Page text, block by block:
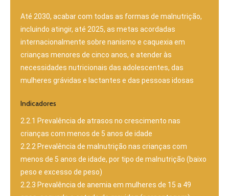
Até 2030, acabar com todas as formas de malnutrição,
incluindo atingir, até 2025, as metas acordadas
internacionalmente sobre nanismo e caquexia em
crianças menores de cinco anos, e atender às
necessidades nutricionais das adolescentes, das
mulheres grávidas e lactantes e das pessoas idosas
Indicadores
2.2.1 Prevalência de atrasos no crescimento nas
crianças com menos de 5 anos de idade
2.2.2 Prevalência de malnutrição nas crianças com
menos de 5 anos de idade, por tipo de malnutrição (baixo
peso e excesso de peso)
2.2.3 Prevalência de anemia em mulheres de 15 a 49